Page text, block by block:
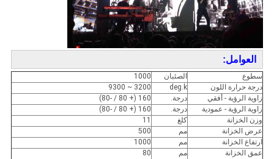
العوامل:
سطوع الصئبان
1000
درجة حرارة اللون
deg.k
3200 ~ 9300
زاوية الرؤية - أفقي
درجة.
160 (+ 80 / -80)
زاوية الرؤية - عمودية
درجة.
160 (+ 80 / -80)
وزن الخزانة
كلغ
11
عرض الخزانة
مم
500
ارتفاع الخزانة
مم
1000
عمق الخزانة
مم
80